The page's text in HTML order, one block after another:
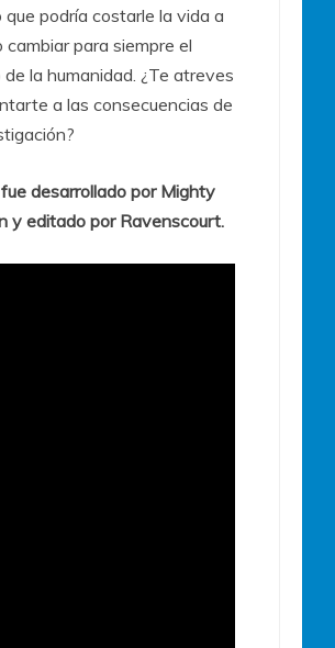
que podría costarle la vida a
cambiar para siempre el
la humanidad. ¿Te atreves
a las consecuencias de
desarrollado por Mighty
y editado por Ravenscourt.